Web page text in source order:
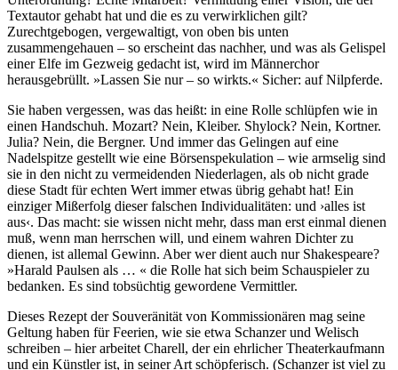
Textautor gehabt hat und die es zu verwirklichen gilt?
Zurechtgebogen, vergewaltigt, von oben bis unten
zusammengehauen – so erscheint das nachher, und was als Gelispel
einer Elfe im Gezweig gedacht ist, wird im Männerchor
herausgebrüllt. »Lassen Sie nur – so wirkts.« Sicher: auf Nilpferde.
Sie haben vergessen, was das heißt: in eine Rolle schlüpfen wie in
einen Handschuh. Mozart? Nein, Kleiber. Shylock? Nein, Kortner.
Julia? Nein, die Bergner. Und immer das Gelingen auf eine
Nadelspitze gestellt wie eine Börsenspekulation – wie armselig sind
sie in den nicht zu vermeidenden Niederlagen, als ob nicht grade
diese Stadt für echten Wert immer etwas übrig gehabt hat! Ein
einziger Mißerfolg dieser falschen Individualitäten: und ›alles ist
aus‹. Das macht: sie wissen nicht mehr, dass man erst einmal dienen
muß, wenn man herrschen will, und einem wahren Dichter zu
dienen, ist allemal Gewinn. Aber wer dient auch nur Shakespeare?
»Harald Paulsen als … « die Rolle hat sich beim Schauspieler zu
bedanken. Es sind tobsüchtig gewordene Vermittler.
Dieses Rezept der Souveränität von Kommissionären mag seine
Geltung haben für Feerien, wie sie etwa Schanzer und Welisch
schreiben – hier arbeitet Charell, der ein ehrlicher Theaterkaufmann
und ein Künstler ist, in seiner Art schöpferisch. (Schanzer ist viel zu